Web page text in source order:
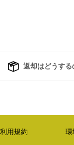
返却はどうする
用規約 環